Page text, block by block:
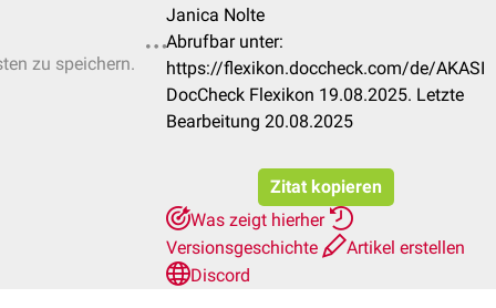
zu speichern.
Janica Nolte
Abrufbar unter:
https://flexikon.doccheck.com/de/AKASI
DocCheck Flexikon 19.08.2025. Letzte
Bearbeitung 20.08.2025
Zitat kopieren
Was zeigt hierher
Versionsgeschichte
Artikel erstellen
Discord